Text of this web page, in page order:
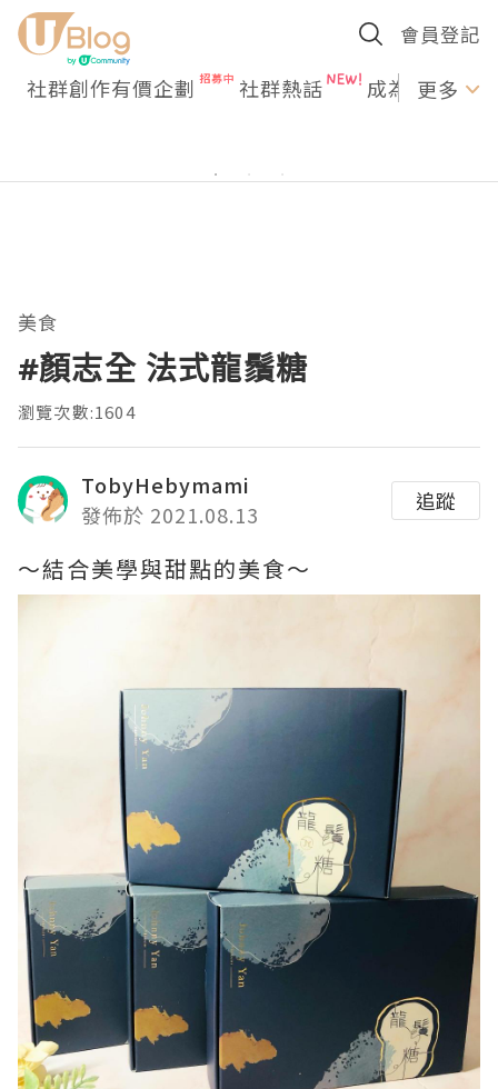
會員登記
社群創作有價企劃 社群熱話 成為U更多
美食
#顏志全 法式龍鬚糖
瀏覽次數:1604
TobyHebymami
發佈於 2021.08.13
追蹤
～結合美學與甜點的美食～